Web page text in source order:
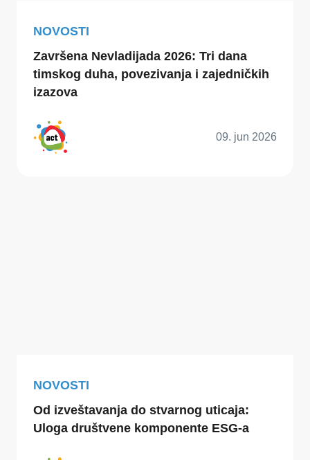
NOVOSTI
Završena Nevladijada 2026: Tri dana
timskog duha, povezivanja i zajedničkih
izazova
09. jun 2026
NOVOSTI
Od izveštavanja do stvarnog uticaja:
Uloga društvene komponente ESG-a